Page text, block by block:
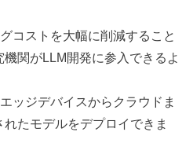
コストを大幅に削減すること
関がLLM開発に参入できるよ
エッジデバイスからクラウドま
たモデルをデプロイできま